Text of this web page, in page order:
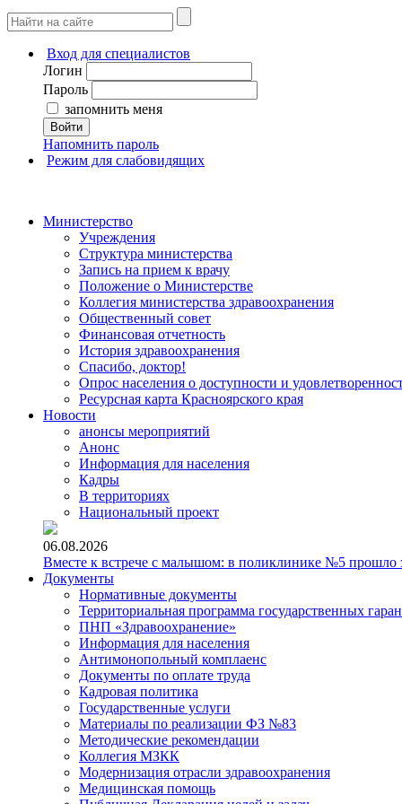
Вход для специалистов
Логин
Пароль
запомнить меня
Войти
Напомнить пароль
Режим для слабовидящих
Министерство
Учреждения
Структура министерства
Запись на прием к врачу
Положение о Министерстве
Коллегия министерства здравоохранения
Общественный совет
Финансовая отчетность
История здравоохранения
Спасибо, доктор!
Опрос населения о доступности и
Ресурсная карта Красноярского края
Новости
анонсы мероприятий
Анонс
Информация для населения
Кадры
В территориях
Национальный проект
06.08.2026
Вместе к встрече с малышом: в поликлинике №5 прошло
Документы
Нормативные документы
Территориальная программа государственных
ПНП «Здравоохранение»
Информация для населения
Антимонопольный комплаенс
Документы по оплате труда
Кадровая политика
Государственные услуги
Материалы по реализации ФЗ №83
Методические рекомендации
Коллегия МЗКК
Модернизация отрасли здравоохранения
Медицинская помощь